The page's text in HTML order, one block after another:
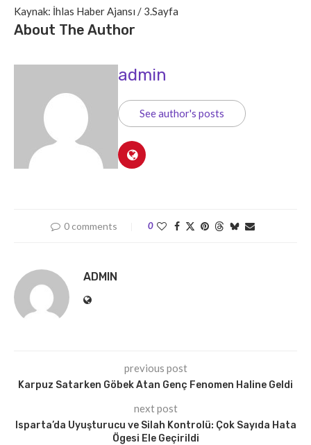
Kaynak: İhlas Haber Ajansı / 3.Sayfa
About The Author
admin
See author's posts
0 comments 0
ADMIN
previous post
Karpuz Satarken Göbek Atan Genç Fenomen Haline Geldi
next post
Isparta’da Uyuşturucu ve Silah Kontrolü: Çok Sayıda Hata
Ögesi Ele Geçirildi